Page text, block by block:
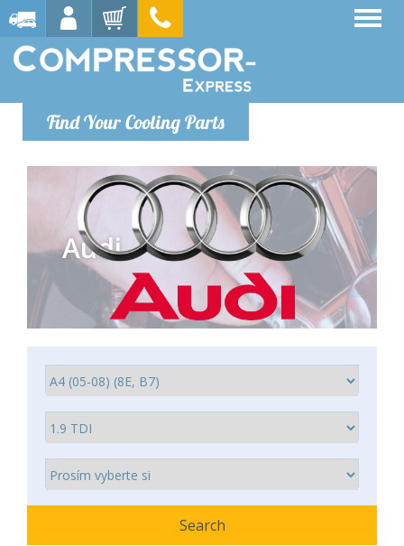
Find Your Cooling Parts
Audi